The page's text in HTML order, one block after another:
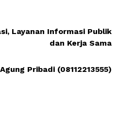
Layanan Informasi Publik
dan Kerja Sama
Agung Pribadi (08112213555)